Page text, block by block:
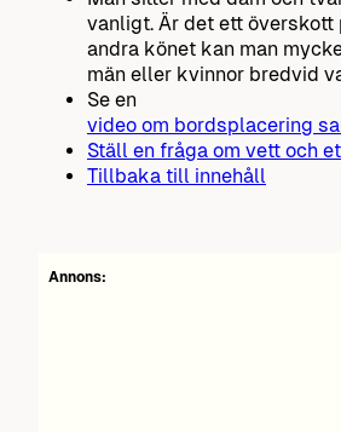
vanligt. Är det ett överskott
andra könet kan man
män eller kvinnor bredvid
Se en
video om bordsplacering
Ställ en fråga om vett och
Tillbaka till innehåll
Annons: